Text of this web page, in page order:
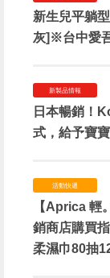
新生兒平躺
灰]※台中愛
新製品情報
日本暢銷！
式，給予寶
活動快遞
【Aprica 輕
銷商店購買
柔濕巾80抽